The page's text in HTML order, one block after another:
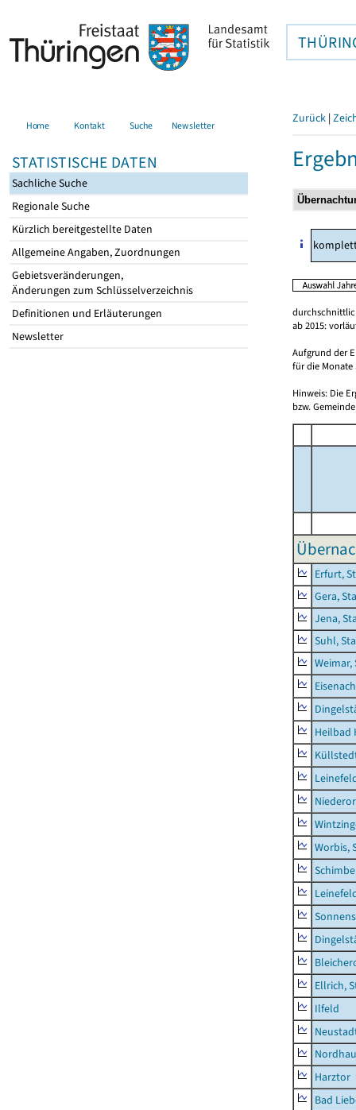
Home Kontakt Suche Newsletter
STATISTISCHE DATEN
Sachliche Suche
Regionale Suche
Kürzlich bereitgestellte Daten
Allgemeine Angaben, Zuordnungen
Gebietsveränderungen,
Änderungen zum Schlüsselverzeichnis
Definitionen und Erläuterungen
Newsletter
Zurück |
ab 2015:
Aufgrund der
für die Monate
Hinweis: Die
bzw.
Erfurt,
Gera,
Jena,
Suhl,
Weimar,
Heilbad
Worbis,
Ellrich,
Ilfeld
Harztor
Bad